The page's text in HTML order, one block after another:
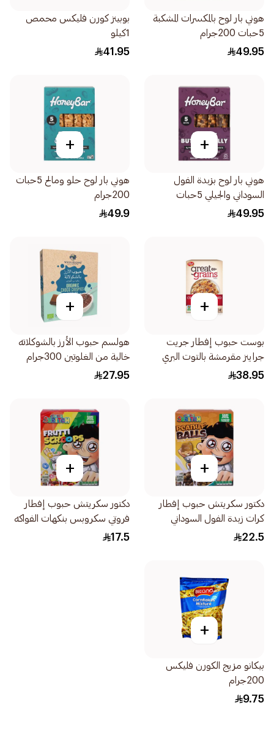
هوني بار لوح بالمكسرات المشكبة
5حبات 200جرام
49.95
بوبينز كورن فليكس محمص
1كيلو
41.95
+
هوني بار لوح بزبدة الفول
السوداني والجيلي 5حبات
200جرام
49.95
+
هوني بار لوح حلو ومالح 5حبات
200جرام
49.9
+
بوست حبوب إفطار جريت
جراينز مقرمشة بالتوت البري
واللوز 396جرام
38.95
+
هولسم حبوب الأرز بالشوكلاته
خالية من الغلوتين 300جرام
27.95
+
دكتور سكريتش حبوب إفطار
كرات زبدة الفول السوداني
375جرام
22.5
+
دكتور سكريتش حبوب إفطار
فروتي سكروبس بنكهات الفواكه
375جرام
17.5
+
بيكانو مزيج الكورن فليكس
200جرام
9.75